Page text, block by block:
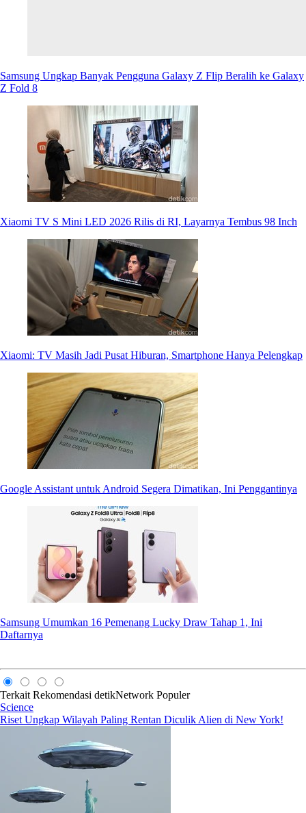
Samsung Ungkap Banyak Pengguna Galaxy Z Flip Beralih ke Galaxy
Z Fold 8
Xiaomi TV S Mini LED 2026 Rilis di RI, Layarnya Tembus 98 Inch
Xiaomi: TV Masih Jadi Pusat Hiburan, Smartphone Hanya Pelengkap
Google Assistant untuk Android Segera Dimatikan, Ini Penggantinya
Samsung Umumkan 16 Pemenang Lucky Draw Tahap 1, Ini
Daftarnya
Terkait Rekomendasi detikNetwork Populer
Science
Riset Ungkap Wilayah Paling Rentan Diculik Alien di New York!